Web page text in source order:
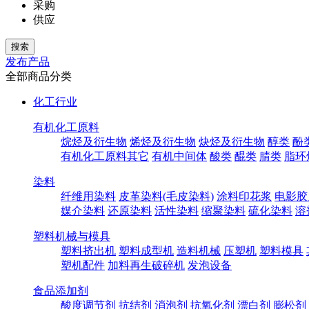
采购
供应
发布产品
全部商品分类
化工行业
有机化工原料
烷烃及衍生物 烯烃及衍生物 炔烃及衍生物 醇类 酚
有机化工原料其它 有机中间体 酸类 醌类 腈类 脂环
染料
纤维用染料 皮革染料(毛皮染料) 涂料印花浆 电影
媒介染料 还原染料 活性染料 缩聚染料 硫化染料 溶
塑料机械与模具
塑料挤出机 塑料成型机 造料机械 压塑机 塑料模具
塑机配件 加料再生破碎机 发泡设备
食品添加剂
酸度调节剂 抗结剂 消泡剂 抗氧化剂 漂白剂 膨松剂